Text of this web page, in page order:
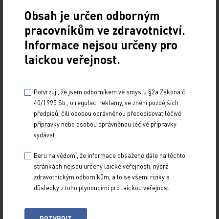
lipodystrofie), urtikarie, vazodilatace a dyspnoe. Z
těchto důvodů ukončilo předčasně léčbu 5 %
pacientů dlouhodobě léčených GA.Vzhledem k
tomu, že existuje značný
přechodu pacientů z léčby
interferony beta na léčbu GA, byly
uskutečněny tři klinické studie, v nichž byli
pacienti nedostatečně odpovídající na léčbu
interferonem beta nebo pacienti s
neakceptovatelnými vedlejšími účinky převedeni
na léčbu GA. Caon a kolektiv hodnotili pacienty,
kteří byli kvůli nedostatečné odpovědi na interferon
beta-1a podávaný jedenkrát týdně převedeni na
Obsah je určen odborným
pracovníkům ve zdravotnictví.
Informace nejsou určeny pro
laickou veřejnost.
Potvrzuji, že jsem odborníkem ve smyslu §2a Zákona č.
40/1995 Sb., o regulaci reklamy, ve znění pozdějších
předpisů, čili osobou oprávněnou předepisovat léčivé
přípravky nebo osobou oprávněnou léčivé přípravky
vydávat.
Beru na vědomí, že informace obsažené dále na těchto
stránkách nejsou určeny laické veřejnosti, nýbrž
zdravotnickým odborníkům, a to se všemi riziky a
důsledky z toho plynoucími pro laickou veřejnost.